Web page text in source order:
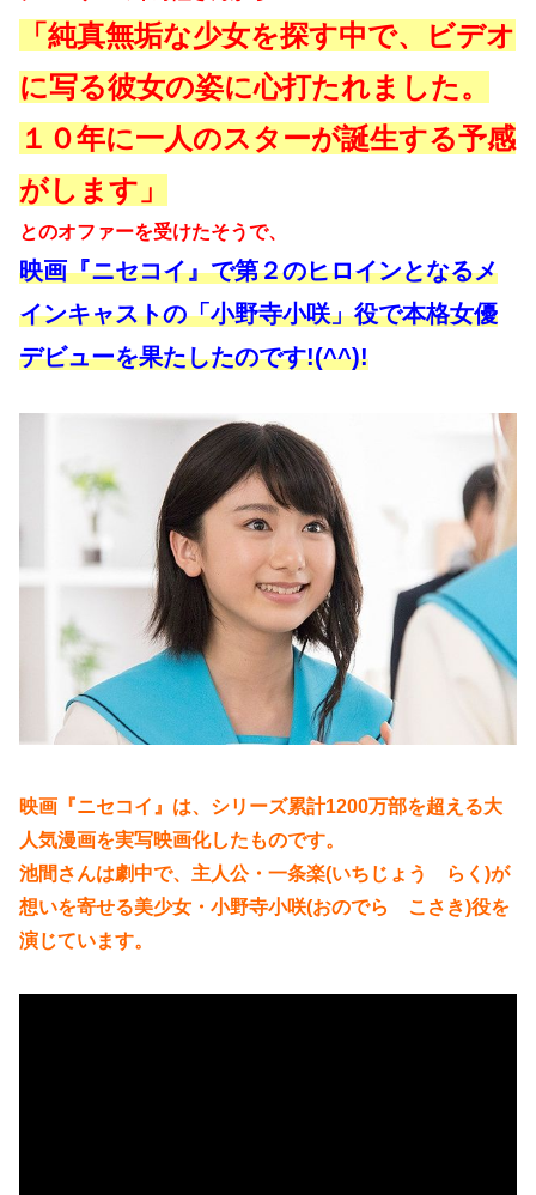
「純真無垢な少女を探す中で、ビデオ
に写る彼女の姿に心打たれました。
１０年に一人のスターが誕生する予感
がします」
とのオファーを受けたそうで、
映画『ニセコイ』で第２のヒロインとなるメ
インキャストの「小野寺小咲」役で本格女優
デビューを果たしたのです!(^^)!
映画『ニセコイ』は、シリーズ累計1200万部を超える大
人気漫画を実写映画化したものです。
池間さんは劇中で、主人公・一条楽(いちじょう らく)が
想いを寄せる美少女・小野寺小咲(おのでら こさき)役を
演じています。